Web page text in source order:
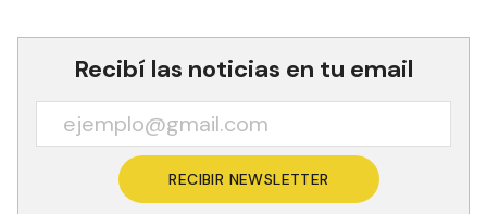
Punto”.
Recibí las noticias en tu email